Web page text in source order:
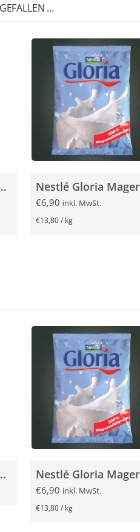
…
CF4 1000g
€6,90 inkl. MwSt.
€13,80/ kg
€6,90 inkl. MwSt.
€13,80/ kg